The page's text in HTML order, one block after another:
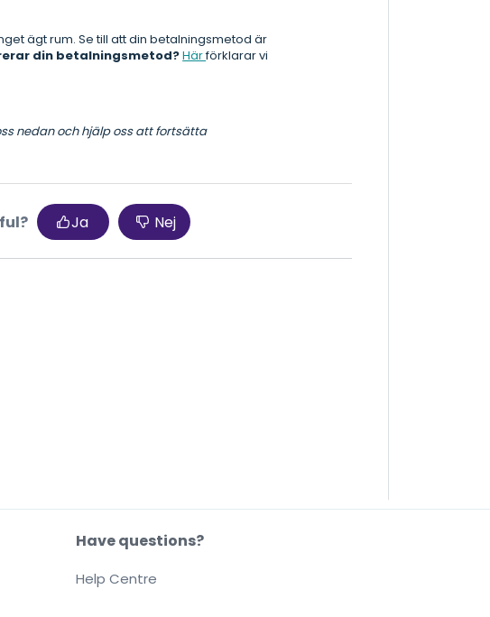
ägt rum. Se till att din betalningsmetod är
din betalningsmetod?Härförklarar vi
nedan och hjälp oss att fortsätta
Ja Nej
Have questions?
Help Centre